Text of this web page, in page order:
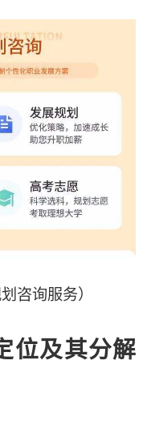
咨询服务）
位及其分解